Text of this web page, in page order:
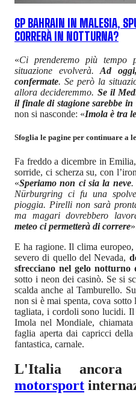
GP BAHRAIN IN MALESIA,
CORRERÀ IN NOTTURNA?
«Ci prenderemo più tempo
situazione evolverà. Ad
confermate. Se però la
allora decideremmo. Se il
il finale di stagione sarebbe
non si nasconde: «Imola è tra
Sfoglia le pagine per continuare a
Fa freddo a dicembre in
sorride, ci scherza su, con
«Speriamo non ci sia la neve.
Nürburgring ci fu una
pioggia. Pirelli non sarà
ma magari dovrebbero
meteo ci permetterà di correre
E ha ragione. Il clima
severo di quello del Nevada,
sfrecciano nel gelo notturno
sotto i neon dei casinò. Se si
scalda anche al Tamburello.
non si è mai spenta, cova sotto
tagliata, i cordoli sono lucidi.
Imola nel Mondiale,
faglia aperta dai capricci
fantastica, carnale.
L'Italia ancora
motorsport